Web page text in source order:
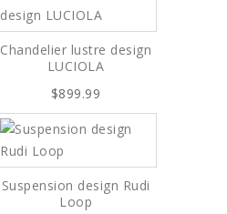
Chandelier lustre design
LUCIOLA
$899.99
Suspension design Rudi
Loop